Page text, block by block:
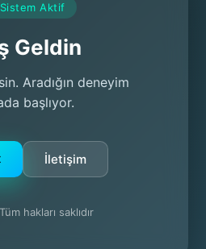
Aktif
Geldin
Aradığın deneyim
başlıyor.
İletişim
hakları saklıdır